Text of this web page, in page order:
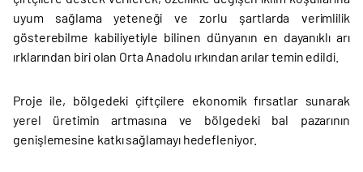
uyum sağlama yeteneği ve zorlu şartlarda verimlilik
gösterebilme kabiliyetiyle bilinen dünyanın en dayanıklı arı
ırklarından biri olan Orta Anadolu ırkından arılar temin edildi.
Proje ile, bölgedeki çiftçilere ekonomik fırsatlar sunarak
yerel üretimin artmasına ve bölgedeki bal pazarının
genişlemesine katkı sağlamayı hedefleniyor.